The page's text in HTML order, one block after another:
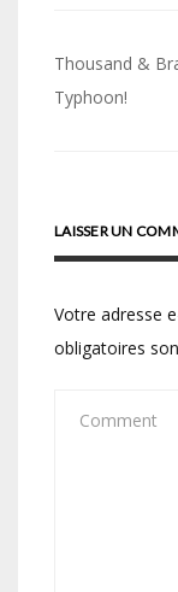
de
Thousand &
Typhoon!
LAISSER UN
Votre adresse
obligatoires